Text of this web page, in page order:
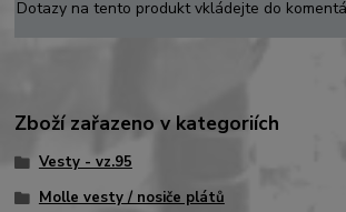
Dotazy na tento produkt vkládejte do
Zboží zařazeno v kategoriích
Vesty - vz.95
Molle vesty / nosiče plátů